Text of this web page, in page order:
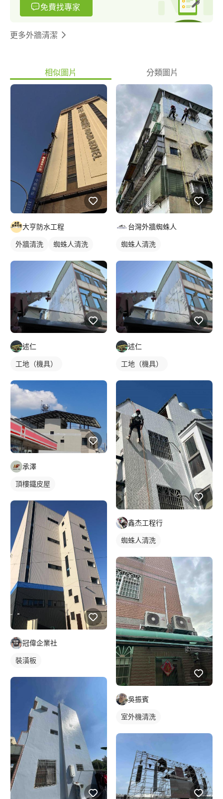
免費找專家
更多外牆清潔
相似圖片 分類圖片
大亨防水工程
外牆清洗 蜘蛛人清洗
述仁
工地（機具）
承澤
頂樓鐵皮屋
冠偉企業社
裝潢板
台灣外牆蜘蛛人
蜘蛛人清洗
述仁
工地（機具）
鑫杰工程行
蜘蛛人清洗
吳振賓
室外機清洗